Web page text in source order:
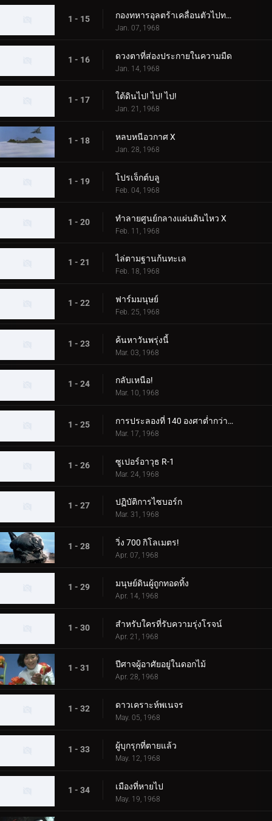
1 - 15 กองทหารอุลตร้าเคลื่อนตัวไปทางตะวันตก ตอนที่ 2
Jan. 07, 1968
1 - 16 ดวงตาที่ส่องประกายในความมืด
Jan. 14, 1968
1 - 17 ใต้ดินไป! ไป! ไป!
Jan. 21, 1968
1 - 18 หลบหนีอวกาศ X
Jan. 28, 1968
1 - 19 โปรเจ็กต์บลู
Feb. 04, 1968
1 - 20 ทำลายศูนย์กลางแผ่นดินไหว X
Feb. 11, 1968
1 - 21 ไล่ตามฐานก้นทะเล
Feb. 18, 1968
1 - 22 ฟาร์มมนุษย์
Feb. 25, 1968
1 - 23 ค้นหาวันพรุ่งนี้
Mar. 03, 1968
1 - 24 กลับเหนือ!
Mar. 10, 1968
1 - 25 การประลองที่ 140 องศาต่ำกว่าศูนย์
Mar. 17, 1968
1 - 26 ซูเปอร์อาวุธ R-1
Mar. 24, 1968
1 - 27 ปฏิบัติการไซบอร์ก
Mar. 31, 1968
1 - 28 วิ่ง 700 กิโลเมตร!
Apr. 07, 1968
1 - 29 มนุษย์ดินผู้ถูกทอดทิ้ง
Apr. 14, 1968
1 - 30 สำหรับใครที่รับความรุ่งโรจน์
Apr. 21, 1968
1 - 31 ปีศาจผู้อาศัยอยู่ในดอกไม้
Apr. 28, 1968
1 - 32 ดาวเคราะห์พเนจร
May. 05, 1968
1 - 33 ผู้บุกรุกที่ตายแล้ว
May. 12, 1968
1 - 34 เมืองที่หายไป
May. 19, 1968